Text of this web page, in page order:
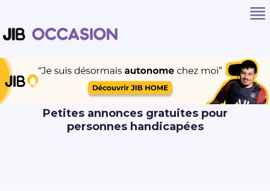
Petites annonces gratuites pour
personnes handicapées